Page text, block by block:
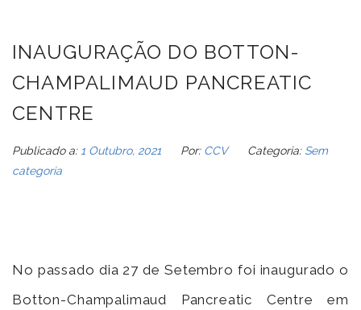
INAUGURAÇÃO DO BOTTON-
CHAMPALIMAUD PANCREATIC
CENTRE
Publicado a: 1 Outubro, 2021 Por: CCV Categoria: Sem
categoria
No passado dia 27 de Setembro foi inaugurado o
Botton-Champalimaud Pancreatic Centre em